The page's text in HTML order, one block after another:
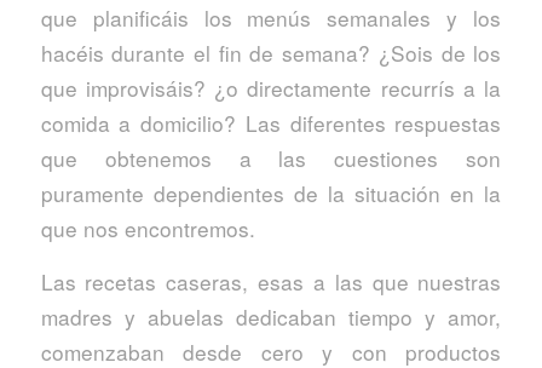
que planificáis los menús semanales y los
hacéis durante el fin de semana? ¿Sois de los
que improvisáis? ¿o directamente recurrís a la
comida a domicilio? Las diferentes respuestas
que obtenemos a las cuestiones son
puramente dependientes de la situación en la
que nos encontremos.
Las recetas caseras, esas a las que nuestras
madres y abuelas dedicaban tiempo y amor,
comenzaban desde cero y con productos